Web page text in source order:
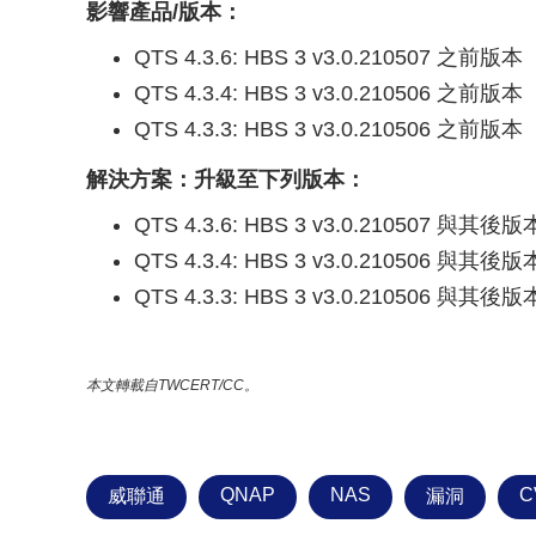
影響產品/版本：
QTS 4.3.6: HBS 3 v3.0.210507 之前版本
QTS 4.3.4: HBS 3 v3.0.210506 之前版本
QTS 4.3.3: HBS 3 v3.0.210506 之前版本
解決方案：升級至下列版本：
QTS 4.3.6: HBS 3 v3.0.210507 與其後版
QTS 4.3.4: HBS 3 v3.0.210506 與其後版
QTS 4.3.3: HBS 3 v3.0.210506 與其後版
本文轉載自TWCERT/CC。
威聯通 QNAP NAS 漏洞